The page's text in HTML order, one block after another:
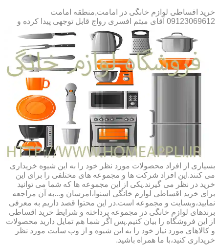
خرید اقساطی لوازم خانگی در امامت,منطقه امامت
09123069612 آقای میثم افسری
رواج قابل توجهی پیدا کرده و
بسیاری از افراد محصولات مورد نظر خود را به این شیوه خریداری
می کنند.این افراد شرکت ها و مجموعه های مختلفی را برای این
خرید در نظر می گیرند.یکی از این مجموعه ها که شما می توانید
برای خرید اقساطی لوازم خانگی اسنوا،امرسان و...به آن مراجعه
نمایید،وبسایت و مجموعه است.در این محتوا قصد داریم به معرفی
برندهای لوازم خانگی در مجموعه پرداخته و شرایط خرید اقساطی
از این فروشگاه را بیان کنیم.پس اگر شما هم تمایل دارید محصولات
و کالاهای مورد نیاز خود را به این شیوه و از وب سایت مورد نظر
خریداری کنید،با ما همراه باشید.